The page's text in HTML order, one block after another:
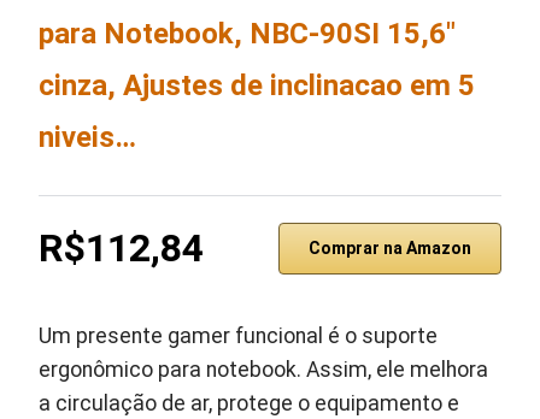
para Notebook, NBC-90SI 15,6″
cinza, Ajustes de inclinacao em 5
niveis…
R$112,84 Comprar na Amazon
Um presente gamer funcional é o suporte
ergonômico para notebook. Assim, ele melhora
a circulação de ar, protege o equipamento e